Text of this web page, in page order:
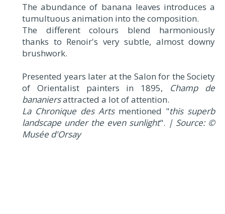
The abundance of banana leaves introduces a
tumultuous animation into the composition.
The different colours blend harmoniously
thanks to Renoir's very subtle, almost downy
brushwork.
Presented years later at the Salon for the Society
of Orientalist painters in 1895, Champ de
bananiersattracted a lot of attention.
La Chronique des Artsmentioned "this superb
landscape under the even sunlight". | Source: ©
Musée d'Orsay